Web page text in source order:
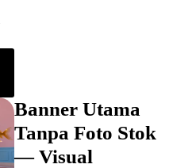
Banner Utama
Tanpa Foto Stok
— Visual